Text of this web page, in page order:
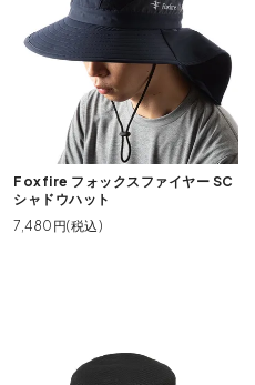
Foxfire フォックスファイヤー SC
シャドウハット
7,480円(税込)